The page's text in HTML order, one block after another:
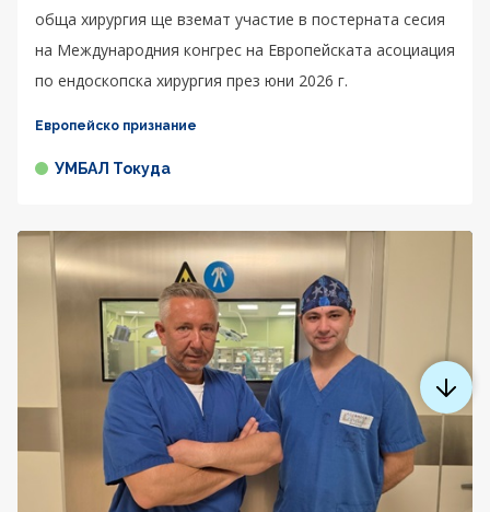
обща хирургия ще вземат участие в постерната сесия
на Международния конгрес на Европейската асоциация
по ендоскопска хирургия през юни 2026 г.
Европейско признание
УМБАЛ Токуда